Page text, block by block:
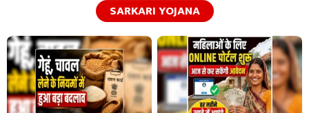
SARKARI YOJANA